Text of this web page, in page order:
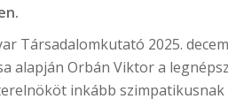
Társadalomkutató 2025.
alapján Orbán Viktor a
inkább szimpatikusnak